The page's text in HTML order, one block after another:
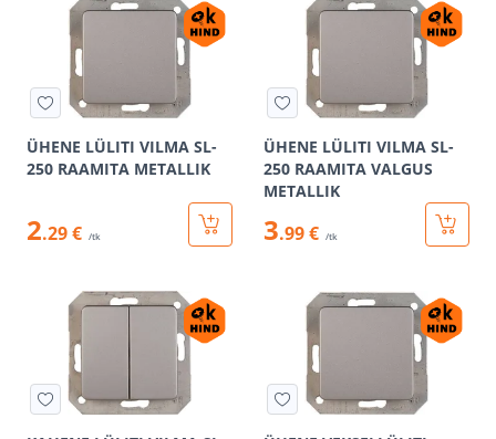
ÜHENE LÜLITI VILMA SL-
250 RAAMITA METALLIK
2.29 € /tk
ÜHENE LÜLITI VILMA SL-
250 RAAMITA VALGUS
METALLIK
3.99 € /tk